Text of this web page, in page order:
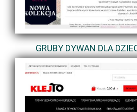
GRUBY DYWAN DLA